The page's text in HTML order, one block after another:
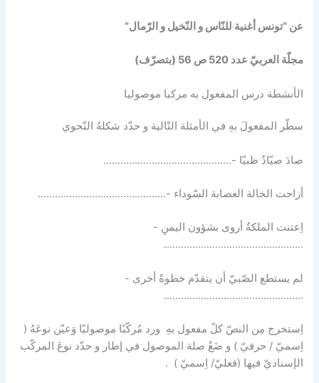
عن “تونس أغنية للنّاس و النّخيل و الرّمال”
مجلّة العربيّ عدد 520 ص 56 (بتصرّف)
الأنشطة درس المفعول به مركبا موصوليا
سطّر المفعولَ بهِ في الأمثلة التّالية و حدّد شكلهُ النّحوي
صادَ صيّادٌ ظبيّا -………………………………………
أزاحت الخالة العصابة السّوداء -………………………………………
اِعتنت الملكةُ أروى بشؤون اليمنِ -
………………………………………….
لم يستطع الصّبيّ أن يتقدّم خطوةً أخرى -
………………………………………….
اِستخرج مِن النصّ كلّ مفعول بهِ ورد مُركّبًا موصوليّا وَعيّن نوعَهُ (
اِسميّ / حرفيّ ) و ضَعْ صلة الموصول في إطار و حدّد نوعَ المركّب
الإسناديّ فيها (فعليّ/ اِسميّ ) .